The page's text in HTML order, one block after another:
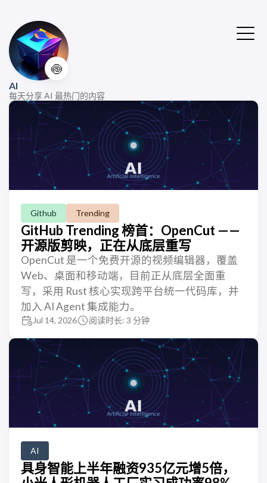
🍥
AI
每天分享 AI 最热门的内容
Github Trending
GitHub Trending 榜首：OpenCut ——
开源版剪映，正在从底层重写
OpenCut 是一个免费开源的视频编辑器，覆盖
Web、桌面和移动端，目前正从底层全面重
写，采用 Rust 核心实现跨平台统一代码库，并
加入 AI Agent 集成能力。
Jul 14, 2026 阅读时长: 3 分钟
AI
具身智能上半年融资935亿元增5倍，